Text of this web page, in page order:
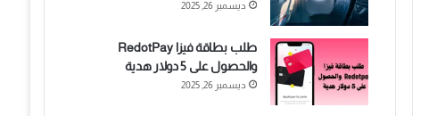
ديسمبر 26, 2025
طلب بطاقة فيزا RedotPay
والحصول على 5 دولار هدية
ديسمبر 26, 2025